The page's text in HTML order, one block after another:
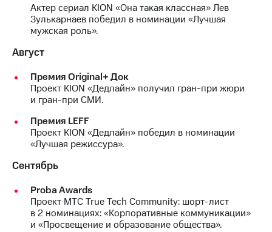
Актер сериал KION «Она такая классная» Лев
Зулькарнаев победил в номинации «Лучшая
мужская роль».
Август
Премия Original+ Док
Проект KION «Дедлайн» получил гран-при жюри
и гран-при СМИ.
Премия LEFF
Проект KION «Дедлайн» победил в номинации
«Лучшая режиссура».
Сентябрь
Proba Awards
Проект МТС True Tech Community: шорт-лист
в 2 номинациях: «Корпоративные коммуникации»
и «Просвещение и образование общества».